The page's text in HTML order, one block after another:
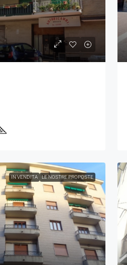
IN VENDITA LE NOSTRE PROPOSTE